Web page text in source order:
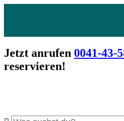
Jetzt anrufen 0041-43-
reservieren!